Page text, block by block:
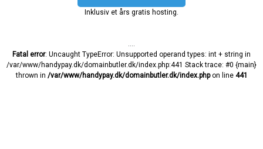
Inklusiv et års gratis hosting.
Fatal error: Uncaught TypeError: Unsupported operand types: int + string in
/var/www/handypay.dk/domainbutler.dk/index.php:441 Stack trace: #0 {main}
thrown in /var/www/handypay.dk/domainbutler.dk/index.phpon line 441